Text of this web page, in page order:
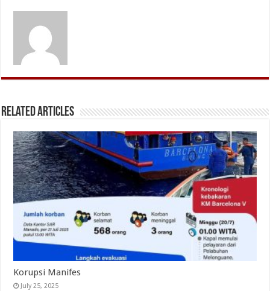
Related Articles
Korupsi Manifes
July 25, 2025